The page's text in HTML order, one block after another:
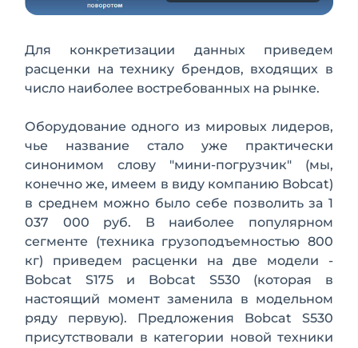
Для конкретизации данных приведем
расценки на технику брендов, входящих в
число наиболее востребованных на рынке.
Оборудование одного из мировых лидеров,
чье название стало уже практически
синонимом слову "мини-погрузчик" (мы,
конечно же, имеем в виду компанию Bobcat)
в среднем можно было себе позволить за 1
037 000 руб. В наиболее популярном
сегменте (техника грузоподъемностью 800
кг) приведем расценки на две модели -
Bobcat S175 и Bobcat S530 (которая в
настоящий момент заменила в модельном
ряду первую). Предложения Bobcat S530
присутствовали в категории новой техники